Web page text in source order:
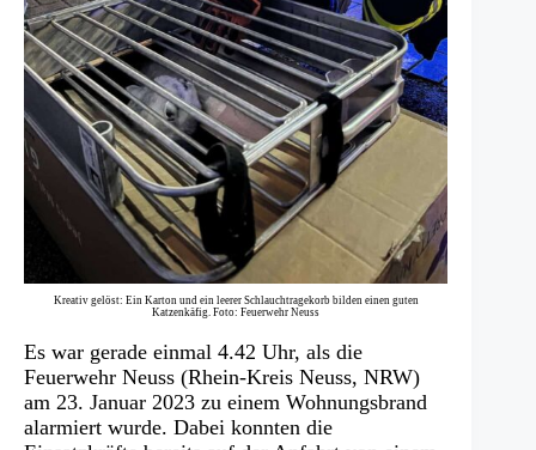
Kreativ gelöst: Ein Karton und ein leerer Schlauchtragekorb bilden einen guten
Katzenkäfig. Foto: Feuerwehr Neuss
Es war gerade einmal 4.42 Uhr, als die
Feuerwehr Neuss (Rhein-Kreis Neuss, NRW)
am 23. Januar 2023 zu einem Wohnungsbrand
alarmiert wurde. Dabei konnten die